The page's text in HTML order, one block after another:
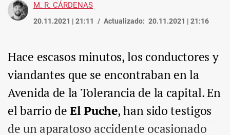
M. R. CÁRDENAS
20.11.2021 | 21:11 Actualizado: 20.11.2021 | 21:16
Hace escasos minutos, los conductores y
viandantes que se encontraban en la
Avenida de la Tolerancia de la capital. En
el barrio deEl Puche, han sido testigos
de un aparatoso accidente ocasionado